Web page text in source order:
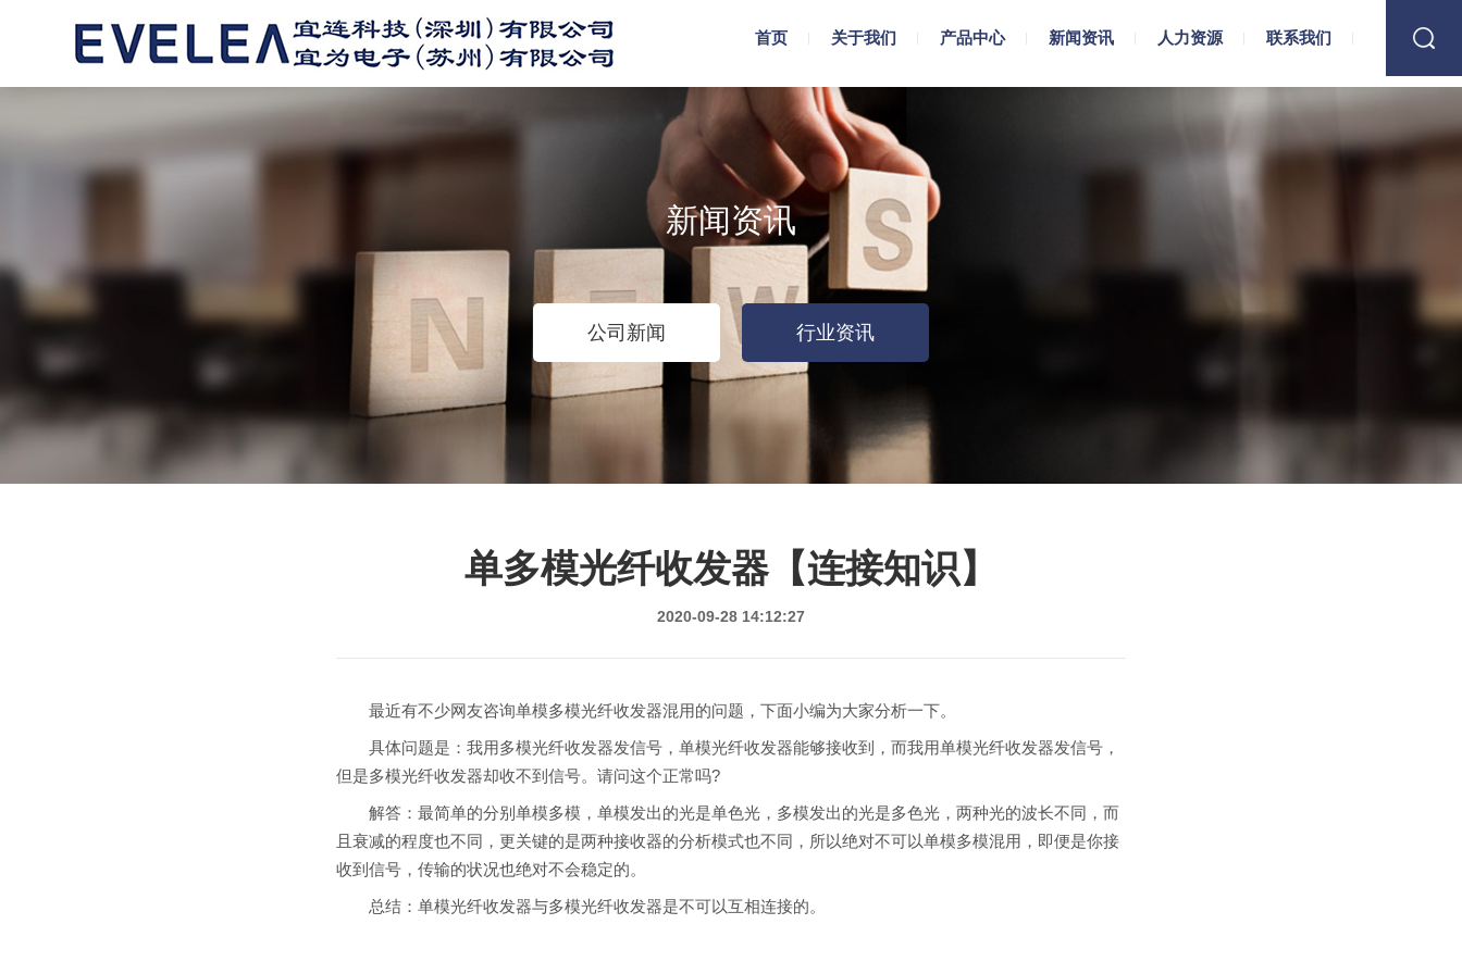
首页 关于我们 产品中心 新闻资讯 人力资源 联系我们
新闻资讯
公司新闻 行业资讯
单多模光纤收发器【连接知识】
2020-09-28 14:12:27
最近有不少网友咨询单模多模光纤收发器混用的问题，下面小编为大家分析一下。
具体问题是：我用多模光纤收发器发信号，单模光纤收发器能够接收到，而我用单模光纤收发器发信号，
但是多模光纤收发器却收不到信号。请问这个正常吗?
解答：最简单的分别单模多模，单模发出的光是单色光，多模发出的光是多色光，两种光的波长不同，而
且衰减的程度也不同，更关键的是两种接收器的分析模式也不同，所以绝对不可以单模多模混用，即便是你接
收到信号，传输的状况也绝对不会稳定的。
总结：单模光纤收发器与多模光纤收发器是不可以互相连接的。